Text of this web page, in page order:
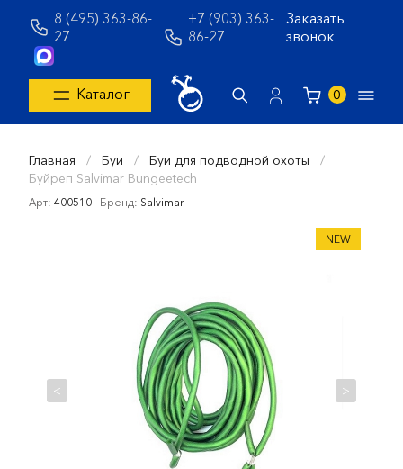
8 (495) 363-86-
27
+7 (903) 363-
86-27
Заказать
звонок
Каталог 0
Главная / Буи / Буи для подводной охоты /
Буйреп Salvimar Bungeetech
Арт: 400510 Бренд: Salvimar
NEW
< >